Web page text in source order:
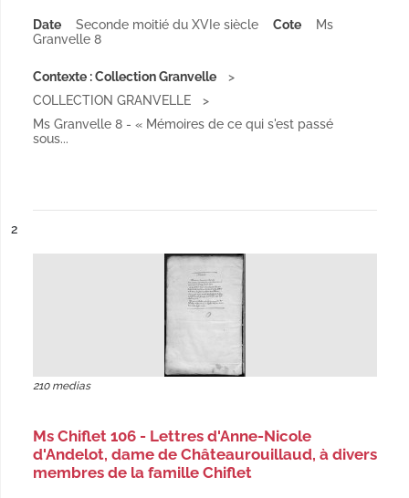
Date Seconde moitié du XVIe siècle Cote
Ms
Granvelle 8
Contexte : Collection Granvelle
COLLECTION GRANVELLE
Ms Granvelle 8 - « Mémoires de ce qui s'est passé
sous...
n°
2
210 medias
Ms Chiflet 106 - Lettres d'Anne-Nicole
d'Andelot, dame de Châteaurouillaud, à divers
membres de la famille Chiflet